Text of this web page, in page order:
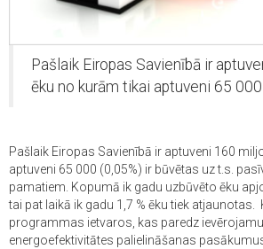
Pašlaik Eiropas Savienībā ir
ēku no kurām tikai aptuveni 65 000
Pašlaik Eiropas Savienībā ir aptuveni 160
aptuveni 65 000 (0,05%) ir būvētas uz t.s.
pamatiem. Kopumā ik gadu uzbūvēto ēku
tai pat laikā ik gadu 1,7 % ēku tiek
programmas ietvaros, kas paredz
energoefektivitātes palielināšanas